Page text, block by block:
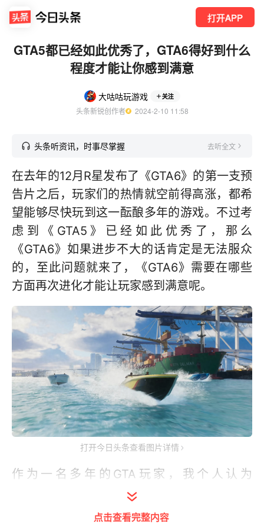
打开APP
GTA5都已经如此优秀了，GTA6得好到什么
程度才能让你感到满意
大咕咕玩游戏 关注
头条新锐创作者
  2024-2-10 11:58
头条听资讯，时事尽掌握 去听全文
在去年的12月R星发布了《GTA6》的第一支预
告片之后，玩家们的热情就空前得高涨，都希
望能够尽快玩到这一酝酿多年的游戏。不过考
虑到《GTA5》已经如此优秀了，那么
《GTA6》如果进步不大的话肯定是无法服众
的，至此问题就来了，《GTA6》需要在哪些
方面再次进化才能让玩家感到满意呢。
打开今日头条查看图片详情
作为一名多年的GTA玩家，我个人认为
《GTA5》已经在这种都市类型的开放世界游
戏上做到了当年能做到的极致，如果说
点击查看完整内容